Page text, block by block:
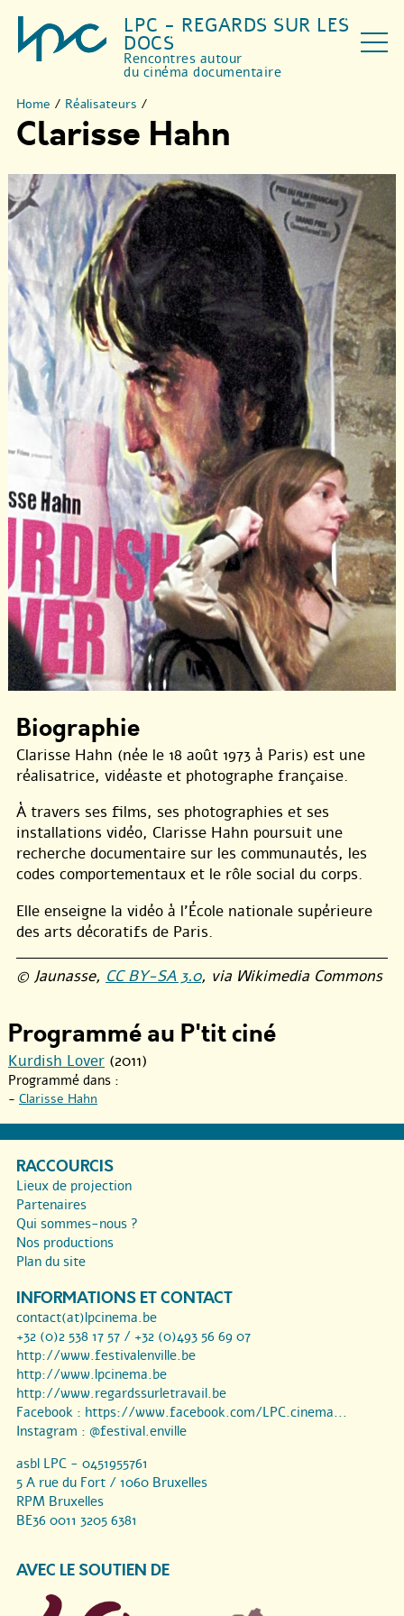
LPC - REGARDS SUR LES
DOCS
Rencontres autour
du cinéma documentaire
Home / Réalisateurs /
Clarisse Hahn
Biographie
Clarisse Hahn (née le 18 août 1973 à Paris) est une
réalisatrice, vidéaste et photographe française.
À travers ses films, ses photographies et ses
installations vidéo, Clarisse Hahn poursuit une
recherche documentaire sur les communautés, les
codes comportementaux et le rôle social du corps.
Elle enseigne la vidéo à l’École nationale supérieure
des arts décoratifs de Paris.
© Jaunasse, CC BY-SA 3.0, via Wikimedia Commons
Programmé au P'tit ciné
Kurdish Lover (2011)
Programmé dans :
- Clarisse Hahn
RACCOURCIS
Lieux de projection
Partenaires
Qui sommes-nous ?
Nos productions
Plan du site
INFORMATIONS ET CONTACT
contact(at)lpcinema.be
+32 (0)2 538 17 57 / +32 (0)493 56 69 07
http://www.festivalenville.be
http://www.lpcinema.be
http://www.regardssurletravail.be
Facebook : https://www.facebook.com/LPC.cinema...
Instagram : @festival.enville
asbl LPC - 0451955761
5 A rue du Fort / 1060 Bruxelles
RPM Bruxelles
BE36 0011 3205 6381
AVEC LE SOUTIEN DE